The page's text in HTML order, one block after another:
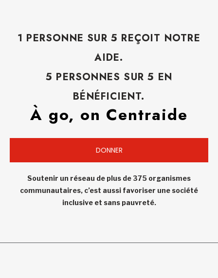
1 PERSONNE SUR 5 REÇOIT NOTRE
AIDE.
5 PERSONNES SUR 5 EN
BÉNÉFICIENT.
À go, on Centraide
DONNER
Soutenir un réseau de plus de 375 organismes
communautaires, c’est aussi favoriser une société
inclusive et sans pauvreté.